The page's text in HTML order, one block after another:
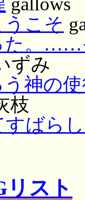
こそ
た。
ずみ
神の
枝
ばら
スト